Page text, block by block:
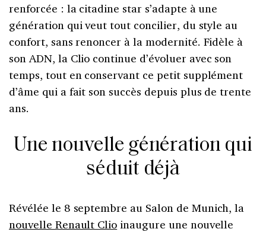
renforcée : la citadine star s’adapte à une
génération qui veut tout concilier, du style au
confort, sans renoncer à la modernité. Fidèle à
son ADN, la Clio continue d’évoluer avec son
temps, tout en conservant ce petit supplément
d’âme qui a fait son succès depuis plus de trente
ans.
Une nouvelle génération qui
séduit déjà
Révélée le 8 septembre au Salon de Munich, la
nouvelle Renault Clio inaugure une nouvelle